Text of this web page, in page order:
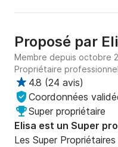
Proposé par
Membre depuis octobre
Propriétaire professionnel
4.8 (24 avis)
Coordonnées
Super propriétaire
Elisa est un Super
Les Super